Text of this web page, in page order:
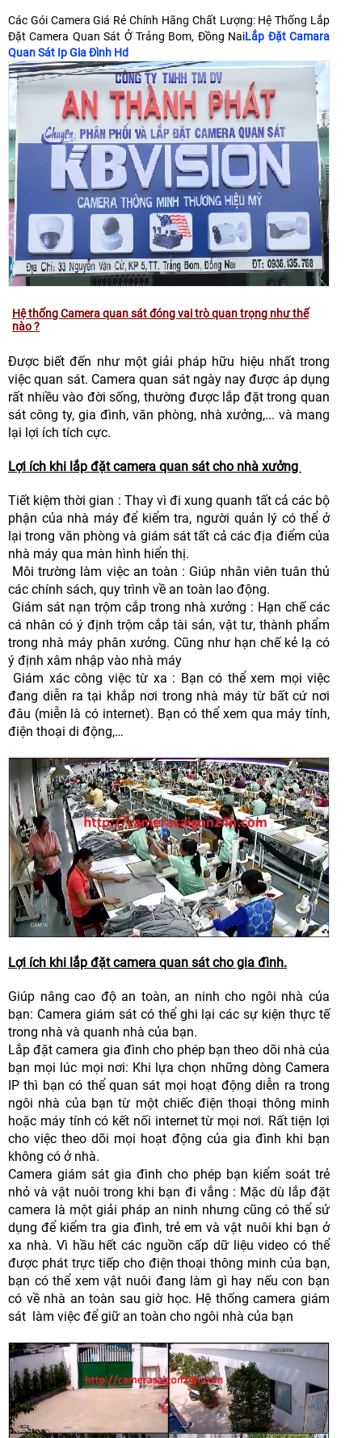
Các Gói Camera Giá Rẻ Chính Hãng Chất Lượng: Hệ Thống Lắp
Đặt Camera Quan Sát Ở Trảng Bom, Đồng NaiLắp Đặt Camara
Quan Sát Ip Gia Đình Hd
Hệ thống Camera quan sát đóng vai trò quan trọng như thế
nào ?
Được biết đến như một giải pháp hữu hiệu nhất trong
việc quan sát. Camera quan sát ngày nay được áp dụng
rất nhiều vào đời sống, thường được lắp đặt trong quan
sát công ty, gia đình, văn phòng, nhà xưởng,... và mang
lại lợi ích tích cực.
Lợi ích khi lắp đặt camera quan sát cho nhà xưởng
Tiết kiệm thời gian : Thay vì đi xung quanh tất cả các bộ
phận của nhà máy để kiểm tra, người quản lý có thể ở
lại trong văn phòng và giám sát tất cả các địa điểm của
nhà máy qua màn hình hiển thị.
Môi trường làm việc an toàn : Giúp nhân viên tuân thủ
các chính sách, quy trình về an toàn lao động.
Giám sát nạn trộm cắp trong nhà xưởng : Hạn chế các
cá nhân có ý định trộm cắp tài sản, vật tư, thành phẩm
trong nhà máy phân xưởng. Cũng như hạn chế kẻ lạ có
ý định xâm nhập vào nhà máy
Giám xác công việc từ xa : Bạn có thể xem mọi việc
đang diễn ra tại khắp nơi trong nhà máy từ bất cứ nơi
đâu (miễn là có internet). Bạn có thể xem qua máy tính,
điện thoại di động,…
Lợi ích khi lắp đặt camera quan sát cho gia đình.
Giúp nâng cao độ an toàn, an ninh cho ngôi nhà của
bạn: Camera giám sát có thể ghi lại các sự kiện thực tế
trong nhà và quanh nhà của bạn.
Lắp đặt camera gia đình cho phép bạn theo dõi nhà của
bạn mọi lúc mọi nơi: Khi lựa chọn những dòng Camera
IP thì bạn có thể quan sát mọi hoạt động diễn ra trong
ngôi nhà của bạn từ một chiếc điện thoại thông minh
hoặc máy tính có kết nối internet từ mọi nơi. Rất tiện lợi
cho việc theo dõi mọi hoạt động của gia đình khi bạn
không có ở nhà.
Camera giám sát gia đình cho phép bạn kiểm soát trẻ
nhỏ và vật nuôi trong khi bạn đi vắng : Mặc dù lắp đặt
camera là một giải pháp an ninh nhưng cũng có thể sử
dụng để kiểm tra gia đình, trẻ em và vật nuôi khi bạn ở
xa nhà. Vì hầu hết các nguồn cấp dữ liệu video có thể
được phát trực tiếp cho điện thoại thông minh của bạn,
bạn có thể xem vật nuôi đang làm gì hay nếu con bạn
có về nhà an toàn sau giờ học. Hệ thống camera giám
sát làm việc để giữ an toàn cho ngôi nhà của bạn